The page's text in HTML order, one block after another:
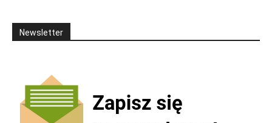
Newsletter